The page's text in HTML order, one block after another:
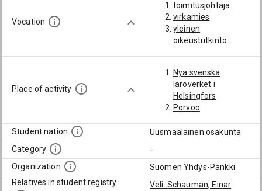
Vocation
toimitusjohtaja
virkamies
yleinen
oikeustutkinto
Place of activity
Nya svenska
läroverket i
Helsingfors
Porvoo
Student nation
Uusmaalainen osakunta
Category
-
Organization
Suomen Yhdys-Pankki
Relatives in student registry
Veli: Schauman, Einar